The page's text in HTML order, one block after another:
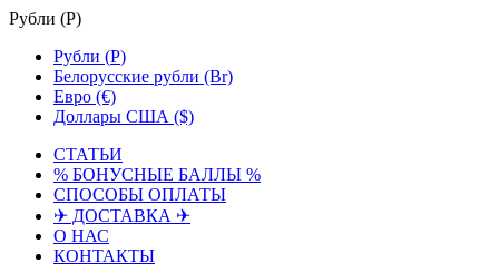
Рубли (Р)
Рубли (Р)
Белорусские рубли (Br)
Евро (€)
Доллары США ($)
СТАТЬИ
% БОНУСНЫЕ БАЛЛЫ %
СПОСОБЫ ОПЛАТЫ
✈ ДОСТАВКА ✈
О НАС
КОНТАКТЫ